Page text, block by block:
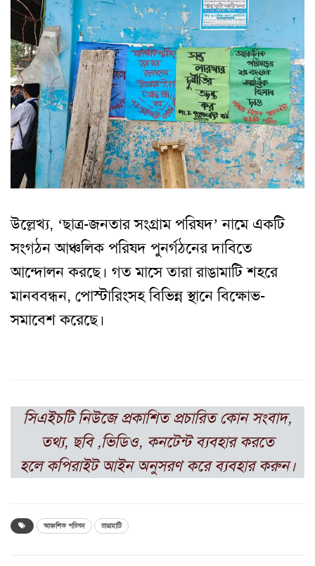
উল্লেখ্য, ‘ছাত্র-জনতার সংগ্রাম পরিষদ’ নামে একটি
সংগঠন আঞ্চলিক পরিষদ পুনর্গঠনের দাবিতে
আন্দোলন করছে। গত মাসে তারা রাঙামাটি শহরে
মানববন্ধন, পোস্টারিংসহ বিভিন্ন স্থানে বিক্ষোভ-
সমাবেশ করেছে।
সিএইচটি নিউজে প্রকাশিত প্রচারিত কোন সংবাদ,
তথ্য, ছবি ,ভিডিও, কনটেন্ট ব্যবহার করতে
হলে কপিরাইট আইন অনুসরণ করে ব্যবহার করুন।
আঞ্চলিক পরিষদ রাঙামাটি